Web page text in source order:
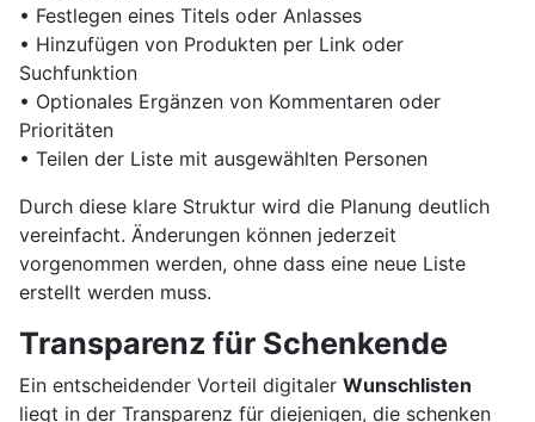
• Festlegen eines Titels oder Anlasses
• Hinzufügen von Produkten per Link oder
Suchfunktion
• Optionales Ergänzen von Kommentaren oder
Prioritäten
• Teilen der Liste mit ausgewählten Personen
Durch diese klare Struktur wird die Planung deutlich
vereinfacht. Änderungen können jederzeit
vorgenommen werden, ohne dass eine neue Liste
erstellt werden muss.
Transparenz für Schenkende
Ein entscheidender Vorteil digitaler Wunschlisten
liegt in der Transparenz für diejenigen, die schenken